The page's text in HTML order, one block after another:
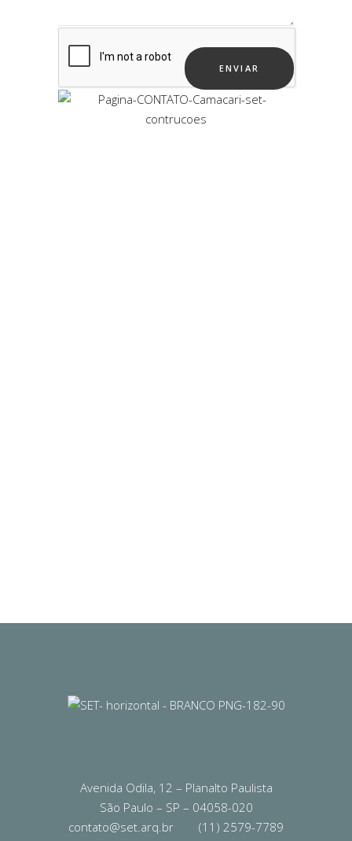
Avenida Odila, 12 – Planalto Paulista
São Paulo – SP – 04058-020
contato@set.arq.br
(11) 2579-7789